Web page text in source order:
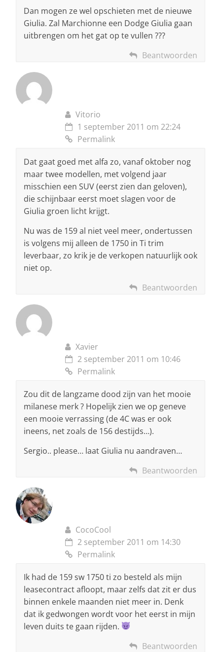
Dan mogen ze wel opschieten met de nieuwe
Giulia. Zal Marchionne een Dodge Giulia gaan
uitbrengen om het gat op te vullen ???
Beantwoorden
Vitorio
1 september 2011 om 22:24
Permalink
Dat gaat goed met alfa zo, vanaf oktober nog
maar twee modellen, met volgend jaar
misschien een SUV (eerst zien dan geloven),
die schijnbaar eerst moet slagen voor de
Giulia groen licht krijgt.
Nu was de 159 al niet veel meer, ondertussen
is volgens mij alleen de 1750 in Ti trim
leverbaar, zo krik je de verkopen natuurlijk ook
niet op.
Beantwoorden
Xavier
2 september 2011 om 10:46
Permalink
Zou dit de langzame dood zijn van het mooie
milanese merk ? Hopelijk zien we op geneve
een mooie verrassing (de 4C was er ook
ineens, net zoals de 156 destijds…).
Sergio.. please… laat Giulia nu aandraven…
Beantwoorden
CocoCool
2 september 2011 om 14:30
Permalink
Ik had de 159 sw 1750 ti zo besteld als mijn
leasecontract afloopt, maar zelfs dat zit er dus
binnen enkele maanden niet meer in. Denk
dat ik gedwongen wordt voor het eerst in mijn
leven duits te gaan rijden.
Beantwoorden